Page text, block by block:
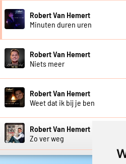
Robert Van Hemert
Minuten duren uren
Robert Van Hemert
Niets meer
Robert Van Hemert
Weet dat ik bij je ben
Robert Van Hemert
Zo ver weg